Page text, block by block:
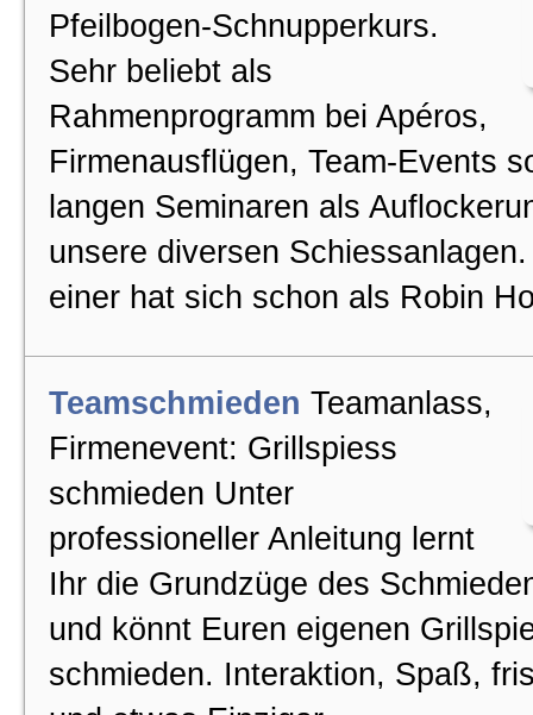
Pfeilbogen-Schnupperkurs.
Sehr beliebt als
Rahmenprogramm bei Apéros,
Firmenausflügen, Team-Events
langen Seminaren als
unsere diversen
einer hat sich schon als Robin
Teamschmieden Teamanlass,
Firmenevent: Grillspiess
schmieden Unter
professioneller Anleitung lernt
Ihr die Grundzüge des
und könnt Euren eigenen
schmieden. Interaktion, Spaß,